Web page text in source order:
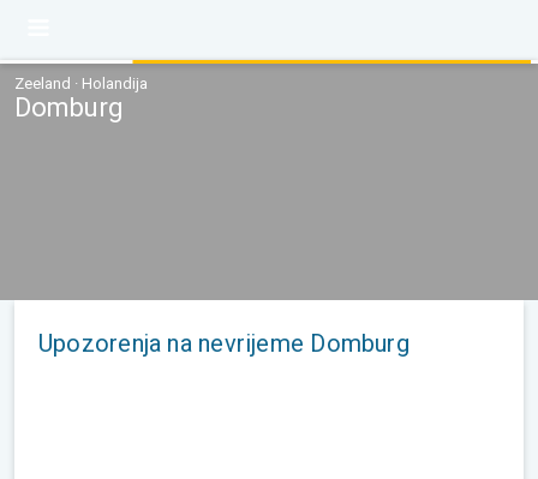
Zeeland · Holandija
Domburg
Upozorenja na nevrijeme Domburg